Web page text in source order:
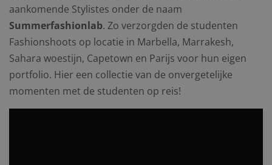
aankomende Stylistes onder de naam
Summerfashionlab. Zo verzorgden de studenten
Fashionshoots op locatie in Marbella, Marrakesh,
Sahara woestijn, Capetown en Parijs voor hun eigen
portfolio. Hier een collectie van de onvergetelijke
momenten met de studenten op reis!